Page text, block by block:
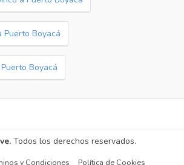
Puerto Boyacá
Boyacá
Todos los derechos reservados.
y Condiciones Política de Cookies